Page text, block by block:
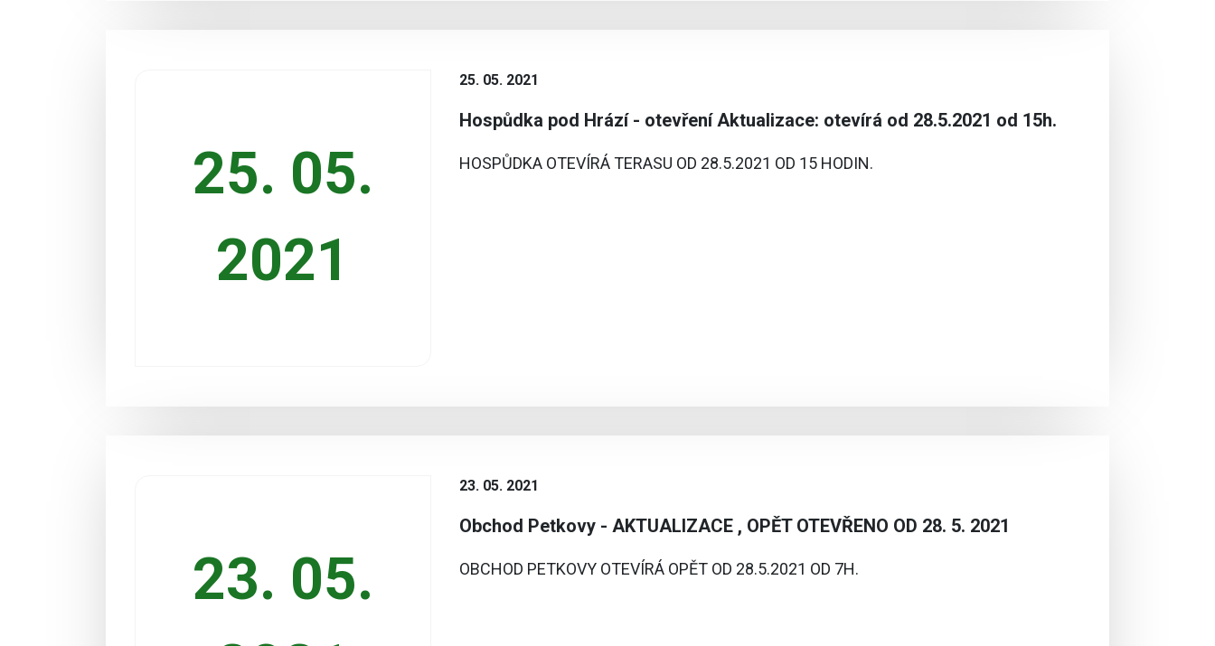
25. 05.
2021
25. 05. 2021
Hospůdka pod Hrází - otevření Aktualizace: otevírá od 28.5.2021 od 15h.
HOSPŮDKA OTEVÍRÁ TERASU OD 28.5.2021 OD 15 HODIN.
23. 05.
23. 05. 2021
Obchod Petkovy - AKTUALIZACE , OPĚT OTEVŘENO OD 28. 5. 2021
OBCHOD PETKOVY OTEVÍRÁ OPĚT OD 28.5.2021 OD 7H.